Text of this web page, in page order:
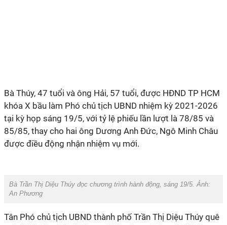
Bà Thúy, 47 tuổi và ông Hải, 57 tuổi, được HĐND TP HCM
khóa X bầu làm Phó chủ tịch UBND nhiệm kỳ 2021-2026
tại kỳ họp sáng 19/5, với tỷ lệ phiếu lần lượt là 78/85 và
85/85, thay cho hai ông Dương Anh Đức, Ngô Minh Châu
được điều động nhận nhiệm vụ mới.
Bà Trần Thị Diệu Thúy đọc chương trình hành động, sáng 19/5. Ảnh:
An Phương
Tân Phó chủ tịch UBND thành phố Trần Thị Diệu Thúy quê